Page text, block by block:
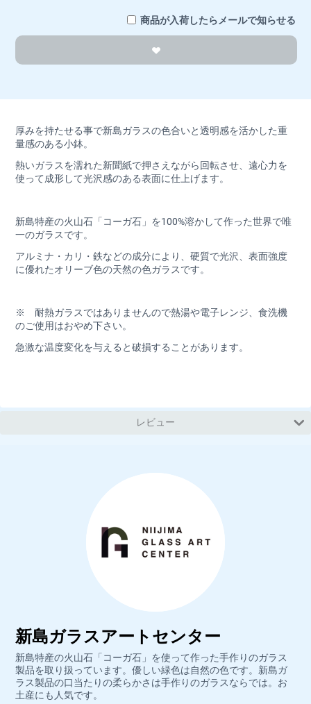
商品が入荷したらメールで知らせる
厚みを持たせる事で新島ガラスの色合いと透明感を活かした重
量感のある小鉢。
熱いガラスを濡れた新聞紙で押さえながら回転させ、遠心力を
使って成形して光沢感のある表面に仕上げます。
新島特産の火山石「コーガ石」を100%溶かして作った世界で唯
一のガラスです。
アルミナ・カリ・鉄などの成分により、硬質で光沢、表面強度
に優れたオリーブ色の天然の色ガラスです。
※ 耐熱ガラスではありませんので熱湯や電子レンジ、食洗機
のご使用はおやめ下さい。
急激な温度変化を与えると破損することがあります。
レビュー
新島ガラスアートセンター
新島特産の火山石「コーガ石」を使って作った手作りのガラス
製品を取り扱っています。優しい緑色は自然の色です。新島ガ
ラス製品の口当たりの柔らかさは手作りのガラスならでは。お
土産にも人気です。